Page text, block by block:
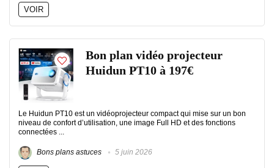
VOIR
Bon plan vidéo projecteur
Huidun PT10 à 197€
Le Huidun PT10 est un vidéoprojecteur compact qui mise sur un bon
niveau de confort d’utilisation, une image Full HD et des fonctions
connectées ...
Bons plans astuces 5 juin 2026